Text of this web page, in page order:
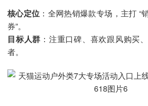
核心定位 ：全网热销爆款专场，主打 “
券”。
目标人群 ：注重口碑、喜欢跟风购买
者。